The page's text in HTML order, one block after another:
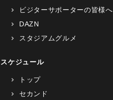
ビジターサポーターの皆様へ
DAZN
スタジアムグルメ
スケジュール
トップ
セカンド